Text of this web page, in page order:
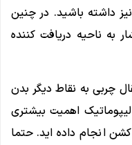
داشته باشید. در چنین
به ناحیه دریافت کننده
چربی به نقاط دیگر بدن
اهمیت بیشتری
انجام داده اید. حتما